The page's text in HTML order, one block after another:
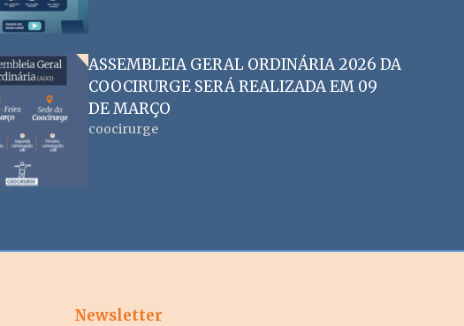
ASSEMBLEIA GERAL ORDINÁRIA 2026 DA
COOCIRURGE SERÁ REALIZADA EM 09
DE MARÇO
coocirurge
Newsletter